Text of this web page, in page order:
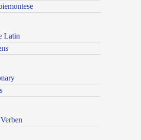
Latin